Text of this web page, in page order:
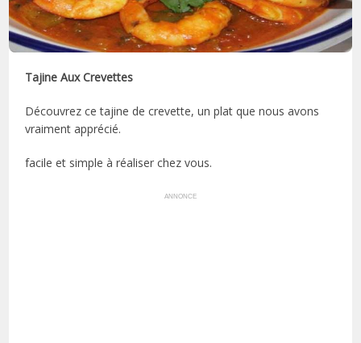
Tajine Aux Crevettes
Découvrez ce tajine de crevette, un plat que nous avons
vraiment apprécié.
facile et simple à réaliser chez vous.
ANNONCE